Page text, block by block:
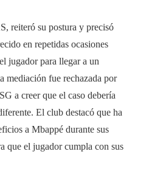
reiteró su postura y precisó
en repetidas ocasiones
jugador para llegar a un
mediación fue rechazada por
a creer que el caso debería
El club destacó que ha
a Mbappé durante sus
que el jugador cumpla con sus